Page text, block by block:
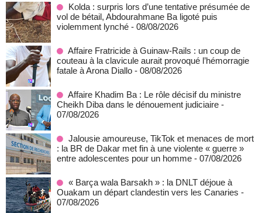
Kolda : surpris lors d’une tentative présumée de
vol de bétail, Abdourahmane Ba ligoté puis
violemment lynché - 08/08/2026
Affaire Fratricide à Guinaw-Rails : un coup de
couteau à la clavicule aurait provoqué l’hémorragie
fatale à Arona Diallo - 08/08/2026
Affaire Khadim Ba : Le rôle décisif du ministre
Cheikh Diba dans le dénouement judiciaire -
07/08/2026
Jalousie amoureuse, TikTok et menaces de mort
: la BR de Dakar met fin à une violente « guerre »
entre adolescentes pour un homme - 07/08/2026
« Barça wala Barsakh » : la DNLT déjoue à
Ouakam un départ clandestin vers les Canaries -
07/08/2026